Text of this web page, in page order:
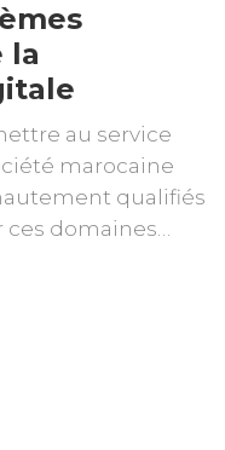
la
au service
marocaine
qualifiés
ces domaines…